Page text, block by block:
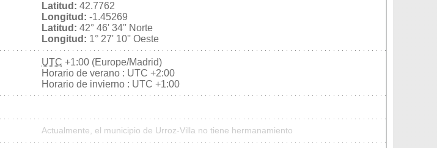
Latitud: 42.7762
Longitud: -1.45269
Latitud: 42° 46' 34'' Norte
Longitud: 1° 27' 10'' Oeste
UTC +1:00 (Europe/Madrid)
Horario de verano : UTC +2:00
Horario de invierno : UTC +1:00
Actualmente, el municipio de Urroz-Villa no tiene hermanamiento